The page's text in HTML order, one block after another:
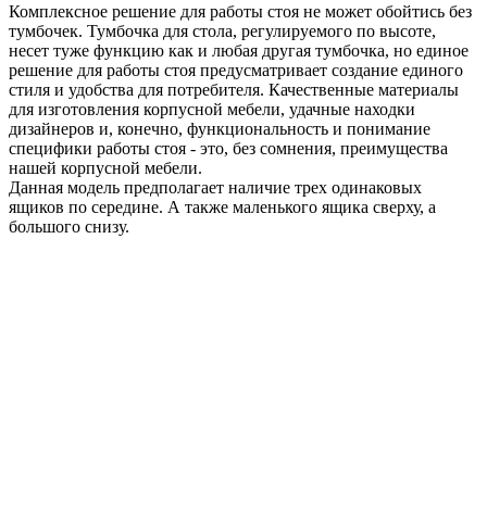
Комплексное решение для работы стоя не может обойтись без
тумбочек. Тумбочка для стола, регулируемого по высоте,
несет туже функцию как и любая другая тумбочка, но единое
решение для работы стоя предусматривает создание единого
стиля и удобства для потребителя. Качественные материалы
для изготовления корпусной мебели, удачные находки
дизайнеров и, конечно, функциональность и понимание
специфики работы стоя - это, без сомнения, преимущества
нашей корпусной мебели.
Данная модель предполагает наличие трех одинаковых
ящиков по середине. А также маленького ящика сверху, а
большого снизу.